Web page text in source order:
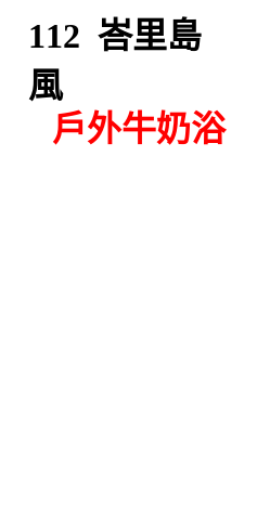
112 峇里島
風
戶外牛奶浴